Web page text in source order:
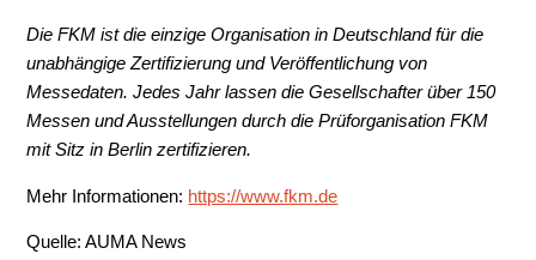
Die FKM ist die einzige Organisation in Deutschland für die
unabhängige Zertifizierung und Veröffentlichung von
Messedaten. Jedes Jahr lassen die Gesellschafter über 150
Messen und Ausstellungen durch die Prüforganisation FKM
mit Sitz in Berlin zertifizieren.
Mehr Informationen: https://www.fkm.de
Quelle: AUMA News